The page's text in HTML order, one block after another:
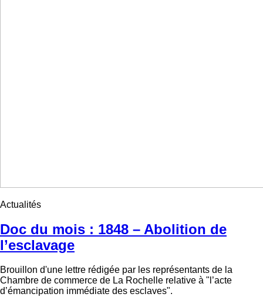
Actualités
Doc du mois : 1848 – Abolition de
l’esclavage
Brouillon d'une lettre rédigée par les représentants de la
Chambre de commerce de La Rochelle relative à "l’acte
d’émancipation immédiate des esclaves".